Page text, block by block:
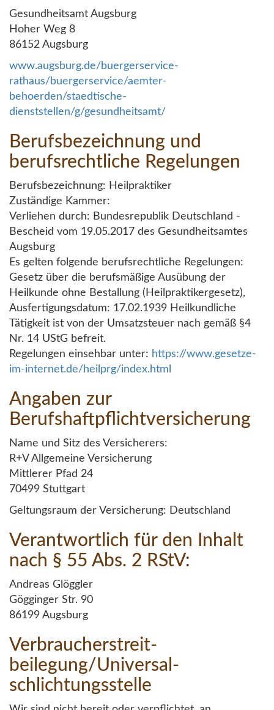
Gesundheitsamt Augsburg
Hoher Weg 8
86152 Augsburg
www.augsburg.de/buergerservice-
rathaus/buergerservice/aemter-
behoerden/staedtische-
dienststellen/g/gesundheitsamt/
Berufsbezeichnung und
berufsrechtliche Regelungen
Berufsbezeichnung: Heilpraktiker
Zuständige Kammer:
Verliehen durch: Bundesrepublik Deutschland -
Bescheid vom 19.05.2017 des Gesundheitsamtes
Augsburg
Es gelten folgende berufsrechtliche Regelungen:
Gesetz über die berufsmäßige Ausübung der
Heilkunde ohne Bestallung (Heilpraktikergesetz),
Ausfertigungsdatum: 17.02.1939 Heilkundliche
Tätigkeit ist von der Umsatzsteuer nach gemäß §4
Nr. 14 UStG befreit.
Regelungen einsehbar unter: https://www.gesetze-
im-internet.de/heilprg/index.html
Angaben zur
Berufshaftpflichtversicherung
Name und Sitz des Versicherers:
R+V Allgemeine Versicherung
Mittlerer Pfad 24
70499 Stuttgart
Geltungsraum der Versicherung: Deutschland
Verantwortlich für den Inhalt
nach § 55 Abs. 2 RStV:
Andreas Glöggler
Gögginger Str. 90
86199 Augsburg
Verbraucher­streit­
beilegung/Universal­
schlichtungs­stelle